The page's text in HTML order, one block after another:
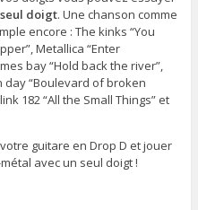
doigt. Une chanson comme
encore : The kinks “You
Metallica “Enter
bay “Hold back the river”,
day “Boulevard of broken
182 “All the Small Things” et
guitare en Drop D et jouer
avec un seul doigt !